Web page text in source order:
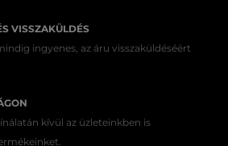
VISSZAKÜLDÉS
ingyenes, az áru visszaküldéséért
kívül az üzleteinkben is